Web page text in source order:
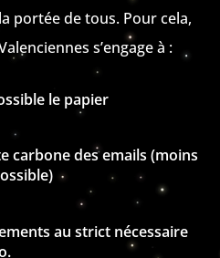
portée de tous. Pour cela,
s’engage à :
le papier
carbone des emails (moins
au strict nécessaire